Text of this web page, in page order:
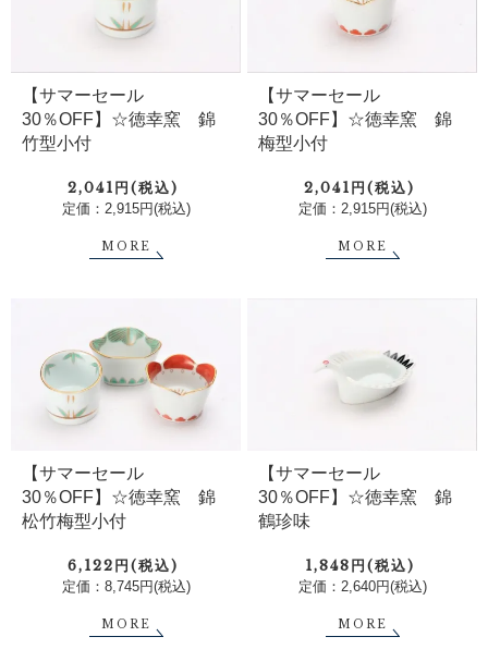
【サマーセール
30％OFF】☆徳幸窯 錦
竹型小付
2,041円(税込)
定価：2,915円(税込)
MORE
【サマーセール
30％OFF】☆徳幸窯 錦
梅型小付
2,041円(税込)
定価：2,915円(税込)
MORE
【サマーセール
30％OFF】☆徳幸窯 錦
松竹梅型小付
6,122円(税込)
定価：8,745円(税込)
MORE
【サマーセール
30％OFF】☆徳幸窯 錦
鶴珍味
1,848円(税込)
定価：2,640円(税込)
MORE